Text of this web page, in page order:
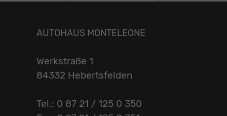
AUTOHAUS MONTELEONE
Werkstraße 1
84332 Hebertsfelden
Tel.: 0 87 21 / 125 0 350